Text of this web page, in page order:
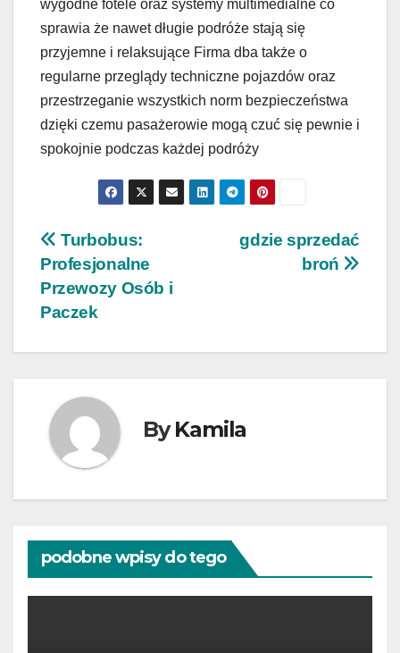
wygodne fotele oraz systemy multimedialne co
sprawia że nawet długie podróże stają się
przyjemne i relaksujące Firma dba także o
regularne przeglądy techniczne pojazdów oraz
przestrzeganie wszystkich norm bezpieczeństwa
dzięki czemu pasażerowie mogą czuć się pewnie i
spokojnie podczas każdej podróży
Nawigacja
wpisu
gdzie sprzedać
broń
Turbobus:
Profesjonalne
Przewozy Osób i
Paczek
ByKamila
podobne wpisy do tego